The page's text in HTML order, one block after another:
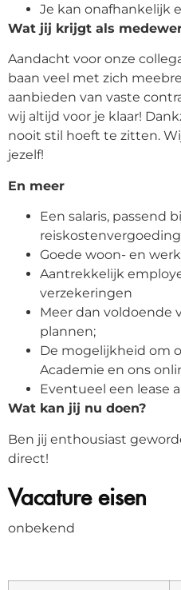
Je kan onafhankelijk
Wat jij krijgt als
Aandacht voor onze
baan veel met zich
aanbieden van vaste
wij altijd voor je klaar!
nooit stil hoeft te zitten.
jezelf!
En meer
Een salaris, passend
Goede woon- en
Aantrekkelijk
verzekeringen
Meer dan voldoende
plannen;
De mogelijkheid om
Academie en ons
Eventueel een lease
Wat kan jij nu doen?
Ben jij enthousiast
direct!
Vacature eisen
onbekend